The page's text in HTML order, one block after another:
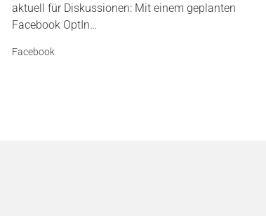
aktuell für Diskussionen: Mit einem geplanten
Facebook OptIn…
Facebook